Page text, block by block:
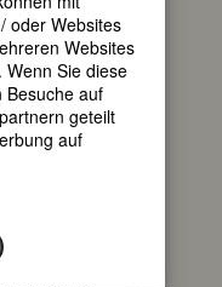
sie
sie sich
an der
in Medizin
, die dort ein
zwei
oder Websites
Websites
Sie diese
Besuche auf
geteilt
auf